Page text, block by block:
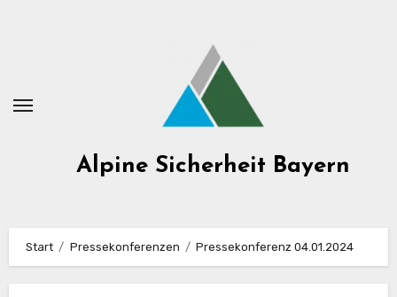
Alpine Sicherheit Bayern
Start Pressekonferenzen Pressekonferenz 04.01.2024